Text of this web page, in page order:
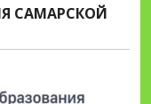
САМАРСКОЙ